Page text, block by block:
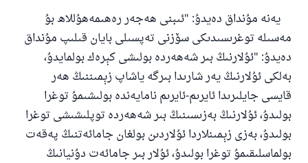
يەنە مۇنداق دەيدۇ: "ئىبنى ھەجەر رەھىمەھۇللاھ بۇ
مەسىلە توغرىسىدىكى سۆزنى تەپسىلى بايان قىلىپ مۇنداق
دەيدۇ: "ئۇلارنىڭ بىر شەھەردە بولىشى كېرەك بولمايدۇ،
بەلكى ئۇلارنىڭ يەر شارىدا بىرگە ياشاپ زېمىننىڭ ھەر
قايسى جايلىرىدا ئايرىم-ئايرىم نامايەندە بولىشىمۇ توغرا
بولىدۇ، ئۇلارنىڭ بەزىسىنىڭ بىر شەھەردە توپلىشىشى توغرا
بولىدۇ، بەزى زېمىنلاردا ئۇلاردىن بولغان جامائەتنىڭ پەقەت
بولماسلىقىمۇ توغرا بولىدۇ، ئۇلار بىر جامائەت دۇنيانىڭ